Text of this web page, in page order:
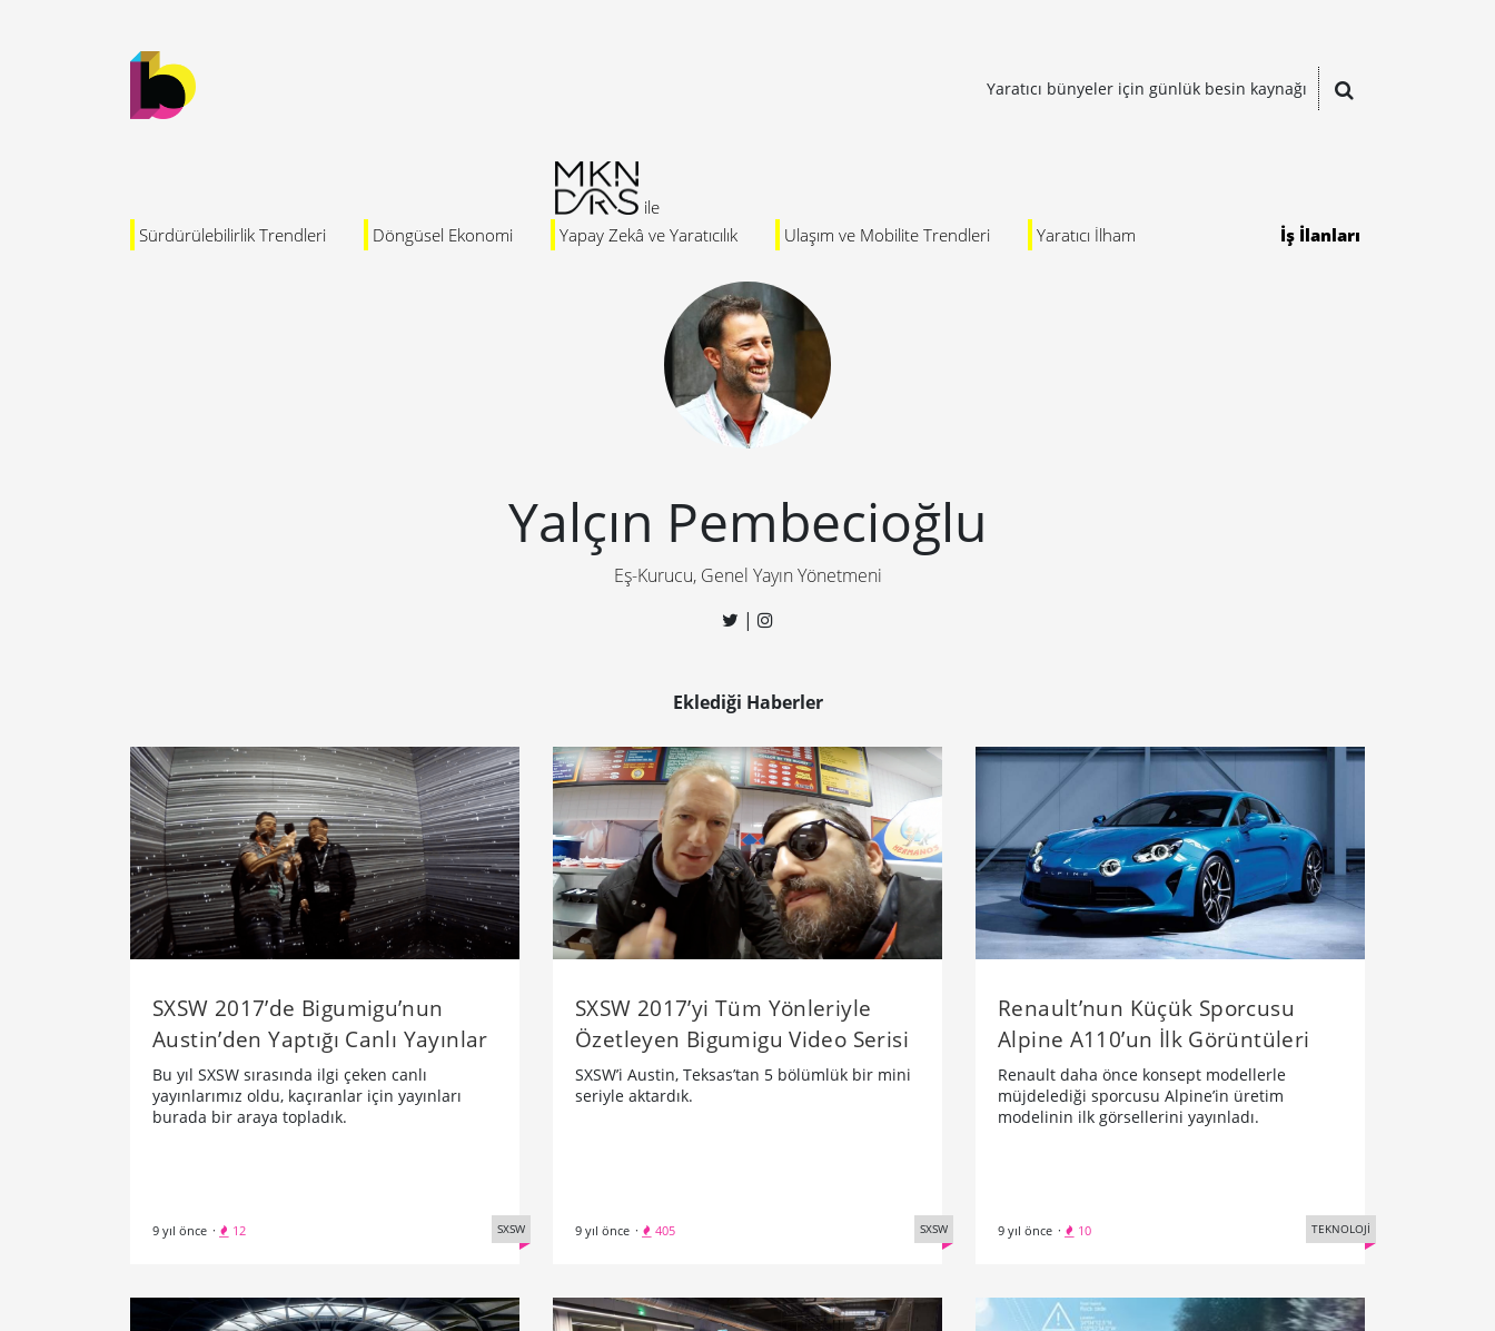
Yaratıcı bünyeler için günlük besin kaynağı
Sürdürülebilirlik Trendleri Döngüsel Ekonomi Yapay Zekâ ve Yaratıcılık Ulaşım ve Mobilite Trendleri Yaratıcı İlham İş İlanları
Yalçın Pembecioğlu
Eş-Kurucu, Genel Yayın Yönetmeni
|
Eklediği Haberler
SXSW 2017’de Bigumigu’nun
Austin’den Yaptığı Canlı Yayınlar
Bu yıl SXSW sırasında ilgi çeken canlı
yayınlarımız oldu, kaçıranlar için yayınları
burada bir araya topladık.
9 yıl önce · 12 SXSW
SXSW 2017’yi Tüm Yönleriyle
Özetleyen Bigumigu Video Serisi
SXSW’i Austin, Teksas’tan 5 bölümlük bir mini
seriyle aktardık.
9 yıl önce · 405 SXSW
Renault’nun Küçük Sporcusu
Alpine A110’un İlk Görüntüleri
Renault daha önce konsept modellerle
müjdelediği sporcusu Alpine’in üretim
modelinin ilk görsellerini yayınladı.
9 yıl önce · 10 TEKNOLOJİ